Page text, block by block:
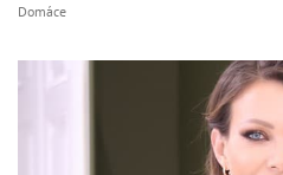
Domáce